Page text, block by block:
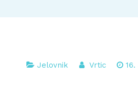
Jelovnik Vrtic